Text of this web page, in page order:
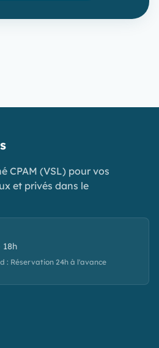
CPAM (VSL) pour vos
et privés dans le
18h
: Réservation 24h à l'avance